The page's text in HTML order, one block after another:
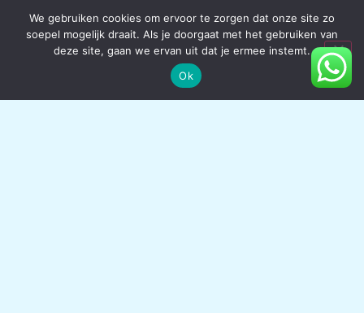
voor een breed scala aan huidige vezel- en weefseltypes,
we kunnen elke keer weer eersteklas resultaten
verzekeren. Dankzij de uitgebreide kennis van onze
operators kunnen wij al onze consumenten ideale
vlekverwijderingsprocessen en hoogwaardige
We gebruiken cookies om ervoor te zorgen dat onze site zo
soepel mogelijk draait. Als je doorgaat met het gebruiken van
deze site, gaan we ervan uit dat je ermee instemt.
Ok